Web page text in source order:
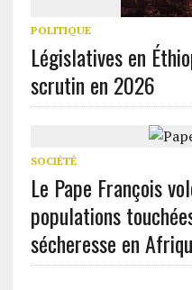
POLITIQUE
Législatives en
scrutin en 2026
SOCIÉTÉ
Le Pape François
populations
sécheresse en